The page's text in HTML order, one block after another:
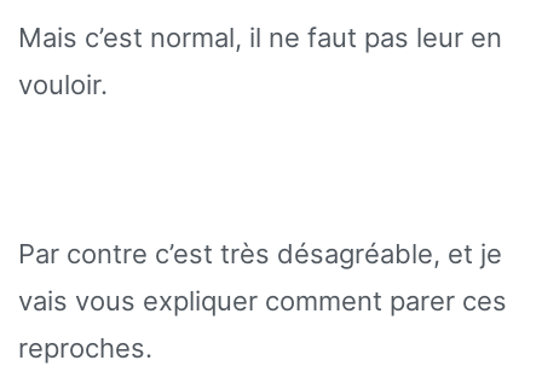
Mais c’est normal, il ne faut pas leur en
vouloir.
Par contre c’est très désagréable, et je
vais vous expliquer comment parer ces
reproches.